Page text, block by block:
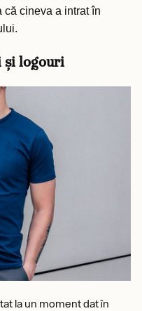
că cineva a intrat în
și logouri
la un moment dat în